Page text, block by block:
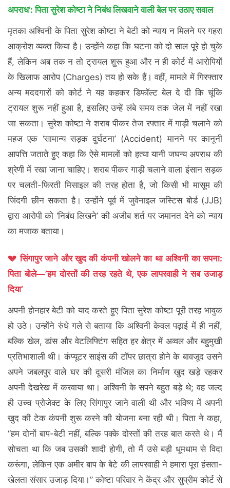
अपराध’: पिता सुरेश कोष्टा ने निबंध लिखवाने वाली बेल पर उठाए सवाल
मृतका अश्विनी के पिता सुरेश कोष्टा ने बेटी को न्याय न मिलने पर गहरा
आक्रोश व्यक्त किया है। उन्होंने कहा कि घटना को दो साल पूरे हो चुके
हैं, लेकिन अब तक न तो ट्रायल शुरू हुआ और न ही कोर्ट में आरोपियों
के खिलाफ आरोप (Charges) तय हो सके हैं। वहीं, मामले में गिरफ्तार
अन्य मददगारों को कोर्ट ने यह कहकर डिफॉल्ट बेल दे दी कि चूंकि
ट्रायल शुरू नहीं हुआ है, इसलिए उन्हें लंबे समय तक जेल में नहीं रखा
जा सकता। सुरेश कोष्टा ने शराब पीकर तेज रफ्तार में गाड़ी चलाने को
महज एक ‘सामान्य सड़क दुर्घटना’ (Accident) मानने पर कानूनी
आपत्ति जताते हुए कहा कि ऐसे मामलों को हत्या यानी जघन्य अपराध की
श्रेणी में रखा जाना चाहिए। शराब पीकर गाड़ी चलाने वाला इंसान सड़क
पर चलती-फिरती मिसाइल की तरह होता है, जो किसी भी मासूम की
जिंदगी छीन सकता है। उन्होंने पूर्व में जुवेनाइल जस्टिस बोर्ड (JJB)
द्वारा आरोपी को ‘निबंध लिखने’ की अजीब शर्त पर जमानत देने को न्याय
का मजाक बताया।
💔 सिंगापुर जाने और खुद की कंपनी खोलने का था अश्विनी का सपना:
पिता बोले—’हम दोस्तों की तरह रहते थे, एक लापरवाही ने सब उजाड़
दिया’
अपनी होनहार बेटी को याद करते हुए पिता सुरेश कोष्टा पूरी तरह भावुक
हो उठे। उन्होंने रुंधे गले से बताया कि अश्विनी केवल पढ़ाई में ही नहीं,
बल्कि खेल, डांस और वेटलिफ्टिंग सहित हर क्षेत्र में अव्वल और बहुमुखी
प्रतिभाशाली थी। कंप्यूटर साइंस की टॉपर छात्रा होने के बावजूद उसने
अपने जबलपुर वाले घर की दूसरी मंजिल का निर्माण खुद खड़े रहकर
अपनी देखरेख में करवाया था। अश्विनी के सपने बहुत बड़े थे; वह जल्द
ही उच्च प्रोजेक्ट के लिए सिंगापुर जाने वाली थी और भविष्य में अपनी
खुद की टेक कंपनी शुरू करने की योजना बना रही थी। पिता ने कहा,
“हम दोनों बाप-बेटी नहीं, बल्कि पक्के दोस्तों की तरह बात करते थे। मैं
सोचता था कि जब उसकी शादी होगी, तो मैं उसे बड़ी धूमधाम से विदा
करूंगा, लेकिन एक अमीर बाप के बेटे की लापरवाही ने हमारा पूरा हंसता-
खेलता संसार उजाड़ दिया।” कोष्टा परिवार ने केंद्र और सुप्रीम कोर्ट से